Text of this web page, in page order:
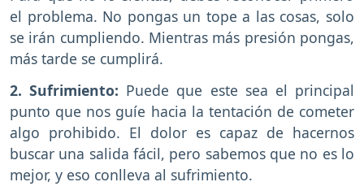
el problema. No pongas un tope a las cosas, solo
se irán cumpliendo. Mientras más presión pongas,
más tarde se cumplirá.
2. Sufrimiento: Puede que este sea el principal
punto que nos guíe hacia la tentación de cometer
algo prohibido. El dolor es capaz de hacernos
buscar una salida fácil, pero sabemos que no es lo
mejor, y eso conlleva al sufrimiento.